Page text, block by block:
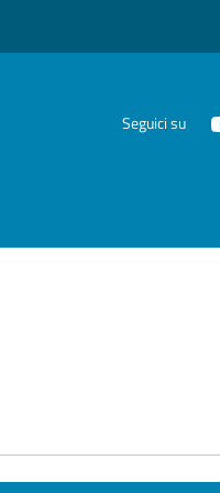
Seguici su